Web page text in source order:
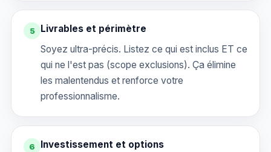
5
Livrables et périmètre
Soyez ultra-précis. Listez ce qui est inclus ET ce
qui ne l'est pas (scope exclusions). Ça élimine
les malentendus et renforce votre
professionnalisme.
6
Investissement et options